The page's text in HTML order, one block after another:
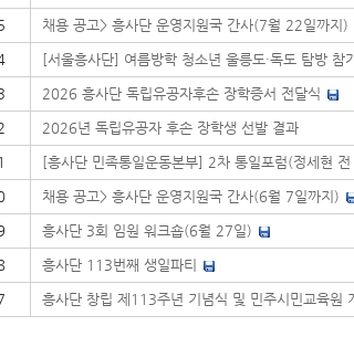
채용 공고> 흥사단 운영지원국 간사(7월 22일까지)
[서울흥사단] 여름방학 청소년 울릉도·독도 탐방 참
2026 흥사단 독립유공자후손 장학증서 전달식
2026년 독립유공자 후손 장학생 선발 결과
[흥사단 민족통일운동본부] 2차 통일포럼(정세현
채용 공고> 흥사단 운영지원국 간사(6월 7일까지)
흥사단 3회 임원 워크숍(6월 27일)
흥사단 113번째 생일파티
흥사단 창립 제113주년 기념식 및 민주시민교육원